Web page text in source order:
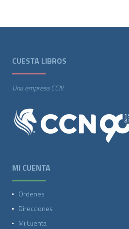
CUESTA LIBROS
Una empresa CCN
MI CUENTA
Ordenes
Direcciones
Mi Cuenta